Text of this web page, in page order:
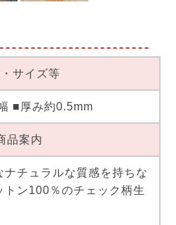
サイズ等
■厚み約0.5mm
品案内
ナチュラルな質感を持ちな
トン100％のチェック柄生